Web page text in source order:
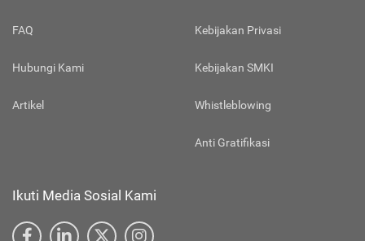
FAQ
Hubungi Kami
Artikel
Kebijakan Privasi
Kebijakan SMKI
Whistleblowing
Anti Gratifikasi
Ikuti Media Sosial Kami